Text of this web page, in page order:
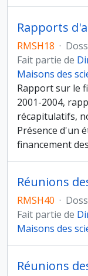
RMSH18 ·
Fait partie de
Maisons des
Rapport sur le
2001-2004,
récapitulatifs,
Présence d'un
financement
Réunions
RMSH40 ·
Fait partie de
Maisons des